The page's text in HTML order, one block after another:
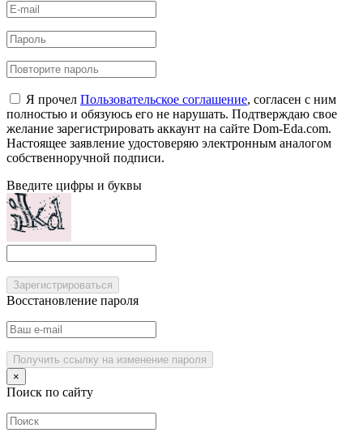
Я прочел Пользовательское соглашение, согласен с ним
полностью и обязуюсь его не нарушать. Подтверждаю свое
желание зарегистрировать аккаунт на сайте Dom-Eda.com.
Настоящее заявление удостоверяю электронным аналогом
собственноручной подписи.
Введите цифры и буквы
Зарегистрироваться
Восстановление пароля
Получить ссылку на изменение пароля
×
Поиск по сайту